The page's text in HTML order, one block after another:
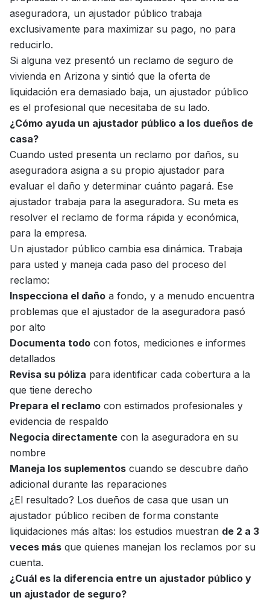
aseguradora, un ajustador público trabaja
exclusivamente para maximizar su pago, no para
reducirlo.
Si alguna vez presentó un reclamo de seguro de
vivienda en Arizona y sintió que la oferta de
liquidación era demasiado baja, un ajustador público
es el profesional que necesitaba de su lado.
¿Cómo ayuda un ajustador público a los dueños de
casa?
Cuando usted presenta un reclamo por daños, su
aseguradora asigna a su propio ajustador para
evaluar el daño y determinar cuánto pagará. Ese
ajustador trabaja para la aseguradora. Su meta es
resolver el reclamo de forma rápida y económica,
para la empresa.
Un ajustador público cambia esa dinámica. Trabaja
para usted y maneja cada paso del proceso del
reclamo:
Inspecciona el daño a fondo, y a menudo encuentra
problemas que el ajustador de la aseguradora pasó
por alto
Documenta todo con fotos, mediciones e informes
detallados
Revisa su póliza para identificar cada cobertura a la
que tiene derecho
Prepara el reclamo con estimados profesionales y
evidencia de respaldo
Negocia directamente con la aseguradora en su
nombre
Maneja los suplementos cuando se descubre daño
adicional durante las reparaciones
¿El resultado? Los dueños de casa que usan un
ajustador público reciben de forma constante
liquidaciones más altas: los estudios muestran de 2 a 3
veces más que quienes manejan los reclamos por su
cuenta.
¿Cuál es la diferencia entre un ajustador público y
un ajustador de seguro?